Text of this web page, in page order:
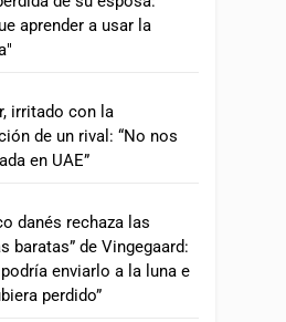
aprender a usar la
irritado con la
de un rival: “No nos
en UAE”
danés rechaza las
baratas” de Vingegaard:
enviarlo a la luna e
perdido”